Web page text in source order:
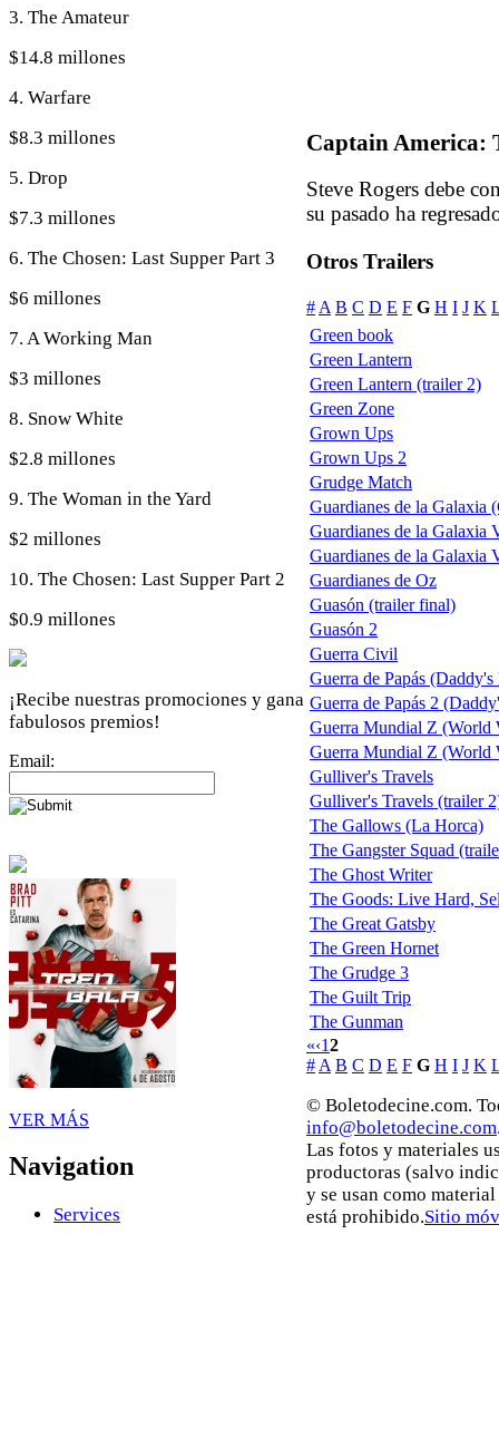
3. The Amateur
$14.8 millones
4. Warfare
$8.3 millones
5. Drop
$7.3 millones
6. The Chosen: Last Supper Part 3
$6 millones
7. A Working Man
$3 millones
8. Snow White
$2.8 millones
9. The Woman in the Yard
$2 millones
10. The Chosen: Last Supper Part 2
$0.9 millones
¡Recibe nuestras promociones y gana
fabulosos premios!
Email:
VER MÁS
Navigation
Services
Captain America:
Steve Rogers debe
su pasado ha
Otros Trailers
# A B C D E F G H I J K
Green book
Green Lantern
Green Lantern (trailer 2)
Green Zone
Grown Ups
Grown Ups 2
Grudge Match
Guardianes de la Galaxia
Guardianes de la Galaxia
Guardianes de la Galaxia
Guardianes de Oz
Guasón (trailer final)
Guasón 2
Guerra Civil
Guerra de Papás
Guerra de Papás 2
Guerra Mundial Z (World
Guerra Mundial Z (World
Gulliver's Travels
Gulliver's Travels (trailer
The Gallows (La Horca)
The Gangster Squad
The Ghost Writer
The Goods: Live Hard,
The Great Gatsby
The Green Hornet
The Grudge 3
The Guilt Trip
The Gunman
«‹12
# A B C D E F G H I J K
© Boletodecine.com.
info@boletodecine.com
Las fotos y materiales
productoras (salvo
y se usan como
está prohibido.Sitio